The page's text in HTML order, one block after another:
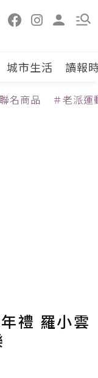
城市生活 讀報
名商品 ＃老派運
禮 羅小雲